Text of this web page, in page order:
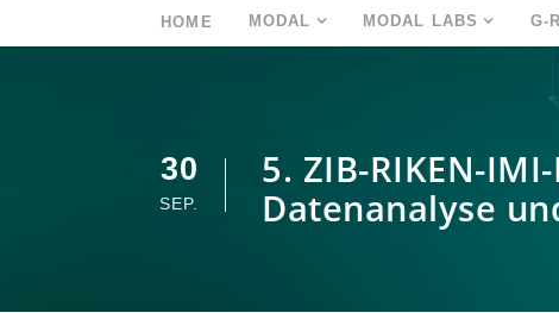
HOME MODAL MODAL LABS G-
30
SEP.
5. ZIB-RIKEN-
Datenanalyse